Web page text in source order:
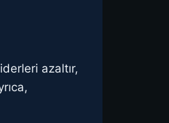
azaltır,